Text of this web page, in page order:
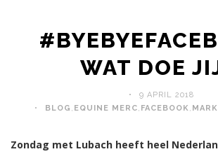
WAT DOE
9 APRIL 2018
BLOG , EQUINE MERC, FACEBOOK,
Zondag met Lubach heeft heel